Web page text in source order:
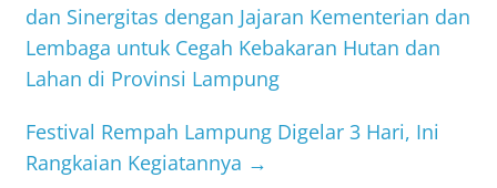
dan Sinergitas dengan Jajaran Kementerian dan
Lembaga untuk Cegah Kebakaran Hutan dan
Lahan di Provinsi Lampung
Festival Rempah Lampung Digelar 3 Hari, Ini
Rangkaian Kegiatannya →